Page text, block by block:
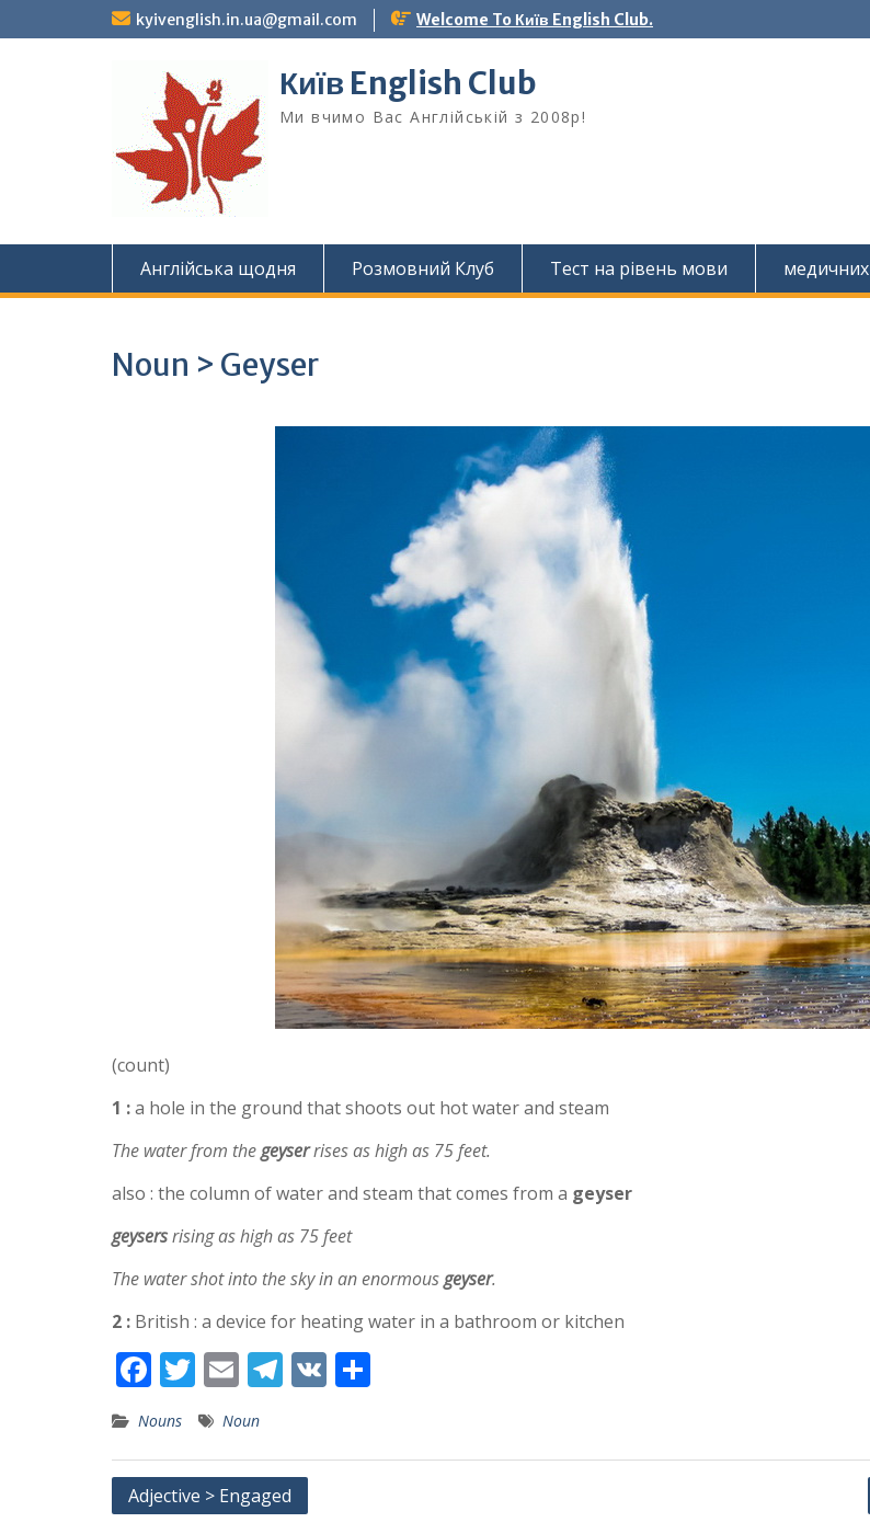
to
kyivenglish.in.ua@gmail.com Welcome To Київ English Club.
Київ English Club
Ми вчимо Вас Англійській з 2008р!
Англійська щодня Розмовний Клуб Тест на рівень мови медичних
Noun > Geyser
(count)
1 :a hole in the ground that shoots out hot water and steam
The water from thegeyserrises as high as 75 feet.
also : the column of water and steam that comes from a geyser
geysersrising as high as 75 feet
The water shot into the sky in an enormousgeyser.
2 : British : a device for heating water in a bathroom or kitchen
F
e
b
o
T
w
itt
er
E
ai
l
T
gr
a
V
e
Nouns Noun
Post
Adjective > Engaged